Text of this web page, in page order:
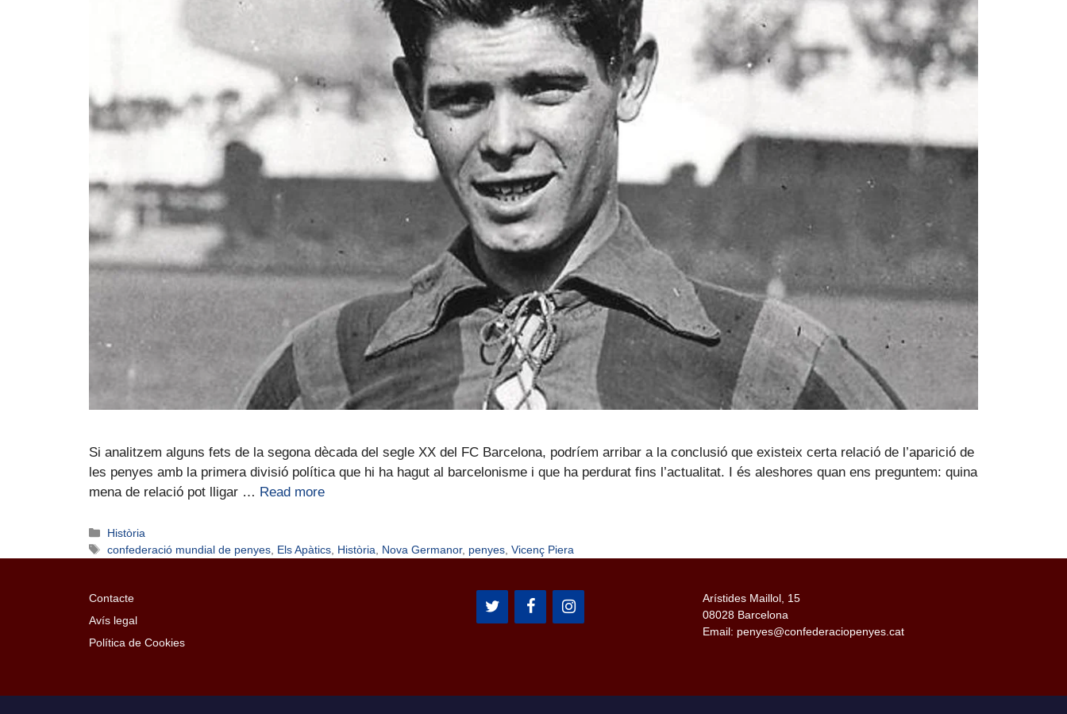
Si analitzem alguns fets de la segona dècada del segle XX del FC Barcelona, podríem arribar a la conclusió que existeix certa relació de l’aparició de
les penyes amb la primera divisió política que hi ha hagut al barcelonisme i que ha perdurat fins l’actualitat. I és aleshores quan ens preguntem: quina
mena de relació pot lligar … Read more
Història
confederació mundial de penyes Els Apàtics Història Nova Germanor, penyes ,Vicenç Piera
Contacte
Avís legal
Política de Cookies
Arístides Maillol, 15
08028 Barcelona
Email: penyes@confederaciopenyes.cat